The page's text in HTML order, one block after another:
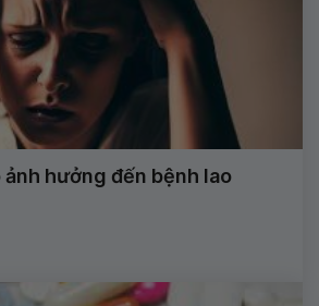
hưởng đến bệnh lao